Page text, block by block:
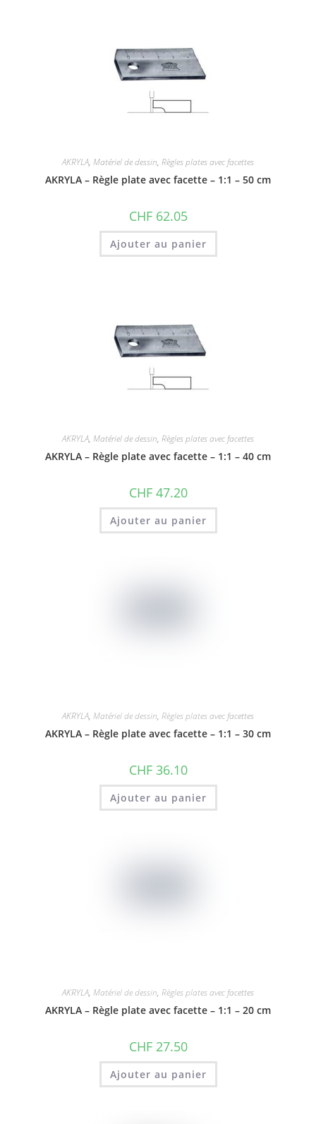
AKRYLA, Matériel de dessin, Règles plates avec facettes
AKRYLA – Règle plate avec facette – 1:1 – 50 cm
CHF62.05
Ajouter au panier
AKRYLA, Matériel de dessin, Règles plates avec facettes
AKRYLA – Règle plate avec facette – 1:1 – 40 cm
CHF47.20
Ajouter au panier
AKRYLA, Matériel de dessin, Règles plates avec facettes
AKRYLA – Règle plate avec facette – 1:1 – 30 cm
CHF36.10
Ajouter au panier
AKRYLA, Matériel de dessin, Règles plates avec facettes
AKRYLA – Règle plate avec facette – 1:1 – 20 cm
CHF27.50
Ajouter au panier